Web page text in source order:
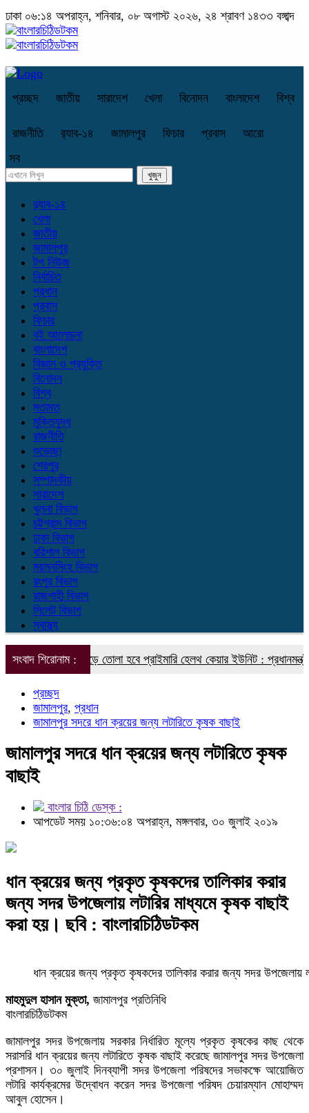
ঢাকা ০৬:১৪ অপরাহ্ন, শনিবার, ০৮ অগাস্ট ২০২৬, ২৪ শ্রাবণ ১৪৩৩ বঙ্গাব্দ
প্রচ্ছদ জাতীয় সারাদেশ খেলা বিনোদন বাংলাদেশ বিশ্ব
রাজনীতি র‌্যাব-১৪ জামালপুর ফিচার প্রবাস
আরো
সব
র‌্যাব-১৪
খেলা
জাতীয়
জামালপুর
টপ নিউজ
নির্বাচিত
প্রধান
প্রবাস
ফিচার
বই আলোচনা
বাংলাদেশ
বিজ্ঞান ও প্রযুক্তি
বিনোদন
বিশ্ব
মতামত
মুক্তিযুদ্ধ
রাজনীতি
শুভেচ্ছা
শেরপুর
সম্পাদকীয়
সারাদেশ
খুলনা বিভাগ
চট্টগ্রাম বিভাগ
ঢাকা বিভাগ
বরিশাল বিভাগ
ময়মনসিংহ বিভাগ
রংপুর বিভাগ
রাজশাহী বিভাগ
সিলেট বিভাগ
স্বাস্থ্য
সংবাদ শিরোনাম :
ইউনিয়নে গড়ে তোলা হবে প্রাইমারি হেলথ কেয়ার ইউনিট : প্রধানমন্ত্রীর
প্রচ্ছদ
জামালপুর, প্রধান
জামালপুর সদরে ধান ক্রয়ের জন্য লটারিতে কৃষক বাছাই
জামালপুর সদরে ধান ক্রয়ের জন্য লটারিতে কৃষক
বাছাই
বাংলার চিঠি ডেস্ক :
আপডেট সময় ১০:৩৬:০৪ অপরাহ্ন, মঙ্গলবার, ৩০ জুলাই ২০১৯
ধান ক্রয়ের জন্য প্রকৃত কৃষকদের তালিকার করার
জন্য সদর উপজেলায় লটারির মাধ্যমে কৃষক বাছাই
করা হয়। ছবি : বাংলারচিঠিডটকম
ধান ক্রয়ের জন্য প্রকৃত কৃষকদের তালিকার করার জন্য সদর উপজেলায়
মাহমুদুল হাসান মুক্তা, জামালপুর প্রতিনিধি
বাংলারচিঠিডটকম
জামালপুর সদর উপজেলায় সরকার নির্ধারিত মূল্যে প্রকৃত কৃষকের কাছ থেকে
সরাসরি ধান ক্রয়ের জন্য লটারিতে কৃষক বাছাই করেছে জামালপুর সদর উপজেলা
প্রশাসন। ৩০ জুলাই দিনব্যাপী সদর উপজেলা পরিষদের সভাকক্ষে আয়োজিত
লটারি কার্যক্রমের উদ্বোধন করেন সদর উপজেলা পরিষদ চেয়ারম্যান মোহাম্মদ
আবুল হোসেন।